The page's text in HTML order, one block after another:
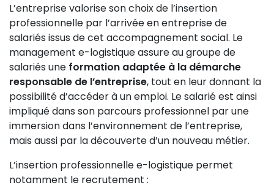
L’entreprise valorise son choix de l’insertion
professionnelle par l’arrivée en entreprise de
salariés issus de cet accompagnement social. Le
management e-logistique assure au groupe de
salariés une formation adaptée à la démarche
responsable de l’entreprise, tout en leur donnant la
possibilité d’accéder à un emploi. Le salarié est ainsi
impliqué dans son parcours professionnel par une
immersion dans l’environnement de l’entreprise,
mais aussi par la découverte d’un nouveau métier.
L’insertion professionnelle e-logistique permet
notamment le recrutement :